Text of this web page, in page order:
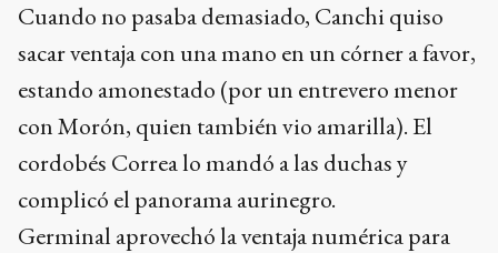
Cuando no pasaba demasiado, Canchi quiso
sacar ventaja con una mano en un córner a favor,
estando amonestado (por un entrevero menor
con Morón, quien también vio amarilla). El
cordobés Correa lo mandó a las duchas y
complicó el panorama aurinegro.
Germinal aprovechó la ventaja numérica para